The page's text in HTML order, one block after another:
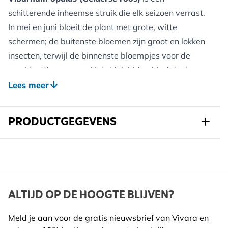
schitterende inheemse struik die elk seizoen verrast.
In mei en juni bloeit de plant met grote, witte
schermen; de buitenste bloemen zijn groot en lokken
insecten, terwijl de binnenste bloempjes voor de
vruchtzetting zorgen. Het drielobbige blad doet
denken aan dat van een esdoorn en krijgt in het
trossen met glanzende, felrode bessen die vaak tot
diep in de winter aan de struik blijven zitten. Deze
weelderig, natuurlijk middelpunt in de tuin.
Voordelen voor wilde dieren:
De schermbloemen zijn een belangrijke bron van
Lees meer
PRODUCTGEGEVENS
Merk Kwekerij Koperwiek
Breedte 110 mm
ALTIJD OP DE HOOGTE BLIJVEN?
Meld je aan voor de gratis nieuwsbrief van Vivara en